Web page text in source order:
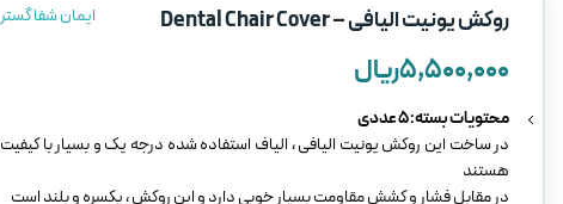
ایمان شفا گستر روکش یونیت الیافی – Dental Chair Cover
۵,۵۰۰,۰۰۰ریال
محتویات بسته: 5 عددی
در ساخت این روکش یونیت الیافی ، الیاف استفاده شده درجه یک و بسیار با کیفیت
هستند
در مقابل فشار و کشش مقاومت بسیار خوبی دارد و این روکش ، یکسره و بلند است